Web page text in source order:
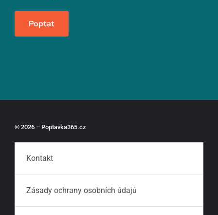
Poptat
© 2026 – Poptavka365.cz
Kontakt
Zásady ochrany osobních údajů